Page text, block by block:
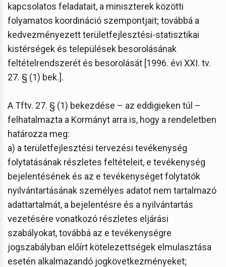
kapcsolatos feladatait, a miniszterek közötti
folyamatos koordináció szempontjait; továbbá a
kedvezményezett területfejlesztési-statisztikai
kistérségek és települések besorolásának
feltételrendszerét és besorolását [1996. évi XXI. tv.
27. § (1) bek.].
A Tftv. 27. § (1) bekezdése – az eddigieken túl –
felhatalmazta a Kormányt arra is, hogy a rendeletben
határozza meg:
a) a területfejlesztési tervezési tevékenység
folytatásának részletes feltételeit, e tevékenység
bejelentésének és az e tevékenységet folytatók
nyilvántartásának személyes adatot nem tartalmazó
adattartalmát, a bejelentésre és a nyilvántartás
vezetésére vonatkozó részletes eljárási
szabályokat, továbbá az e tevékenységre
jogszabályban előírt kötelezettségek elmulasztása
esetén alkalmazandó jogkövetkezményeket;